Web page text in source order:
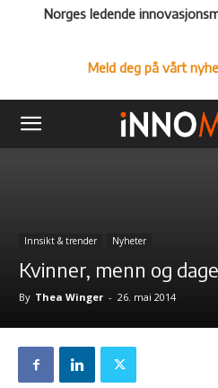
Norges ledende
Meld deg på vårt
Innsikt & trender Nyheter
Kvinner, menn og
By Thea Winger - 26. mai 2014